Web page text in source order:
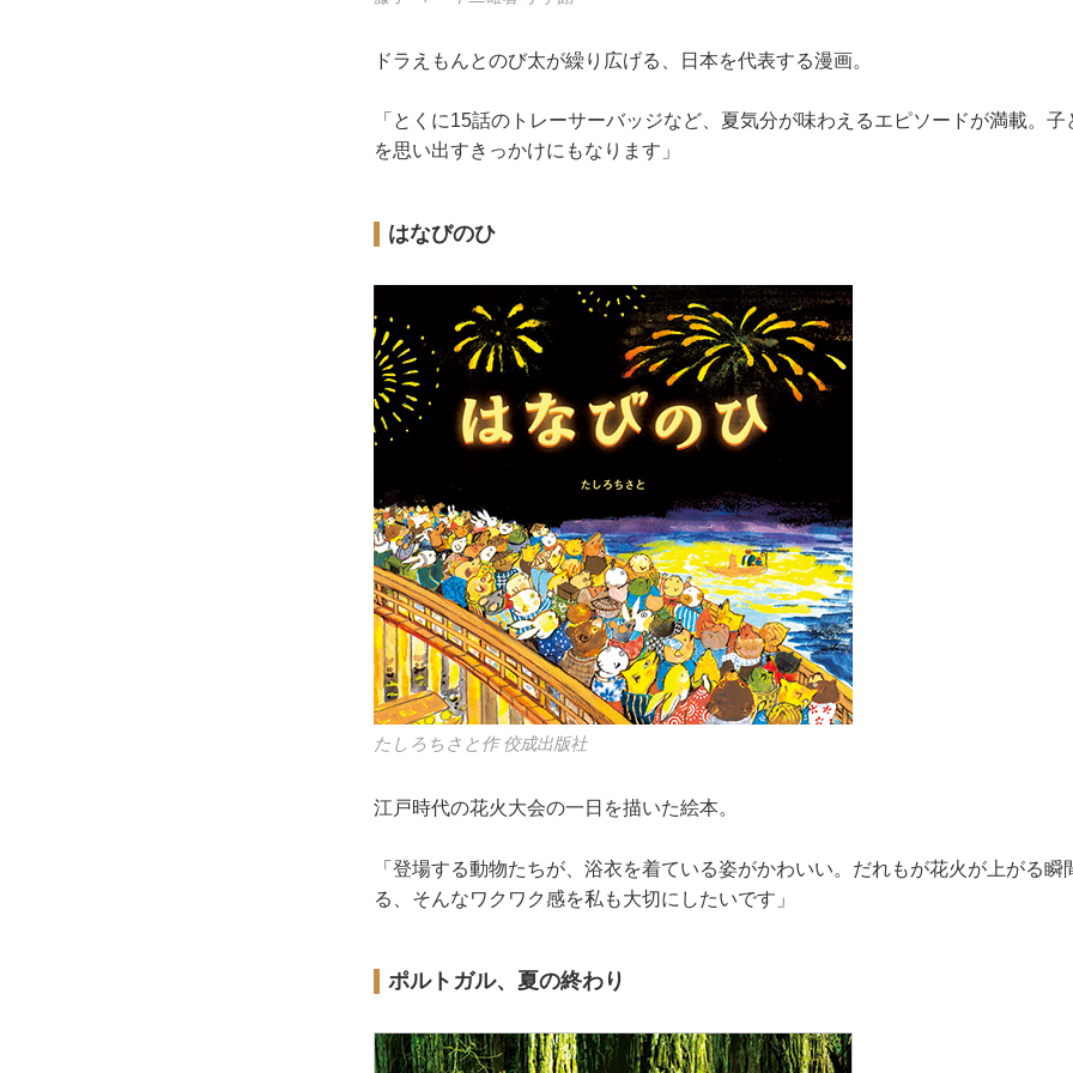
ドラえもんとのび太が繰り広げる、日本を代表する漫画。
「とくに15話のトレーサーバッジなど、夏気分が味わえるエピソードが満載。
を思い出すきっかけにもなります」
はなびのひ
たしろちさと作 佼成出版社
江戸時代の花火大会の一日を描いた絵本。
「登場する動物たちが、浴衣を着ている姿がかわいい。だれもが花火が上がる瞬
る、そんなワクワク感を私も大切にしたいです」
ポルトガル、夏の終わり